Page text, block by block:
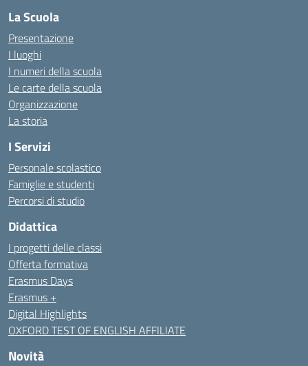
La Scuola
Presentazione
I luoghi
I numeri della scuola
Le carte della scuola
Organizzazione
La storia
I Servizi
Personale scolastico
Famiglie e studenti
Percorsi di studio
Didattica
I progetti delle classi
Offerta formativa
Erasmus Days
Erasmus +
Digital Highlights
OXFORD TEST OF ENGLISH AFFILIATE
Novità